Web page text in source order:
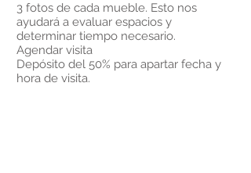
3 fotos de cada mueble. Esto nos
ayudará a evaluar espacios y
determinar tiempo necesario.
Agendar visita
Depósito del 50% para apartar fecha y
hora de visita.